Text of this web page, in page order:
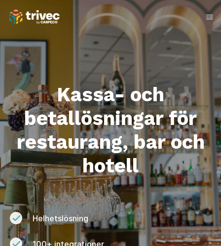
innehåll
Kassa- och
betallösningar för
restaurang, bar och
hotell
Helhetslösning
100+ integrationer